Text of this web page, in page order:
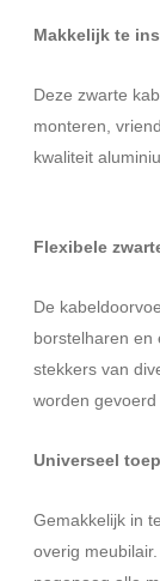
Makkelijk te
Deze zwarte
monteren,
kwaliteit
Flexibele
De
borstelharen en
stekkers van
worden gevoerd
Universeel
Gemakkelijk in
overig